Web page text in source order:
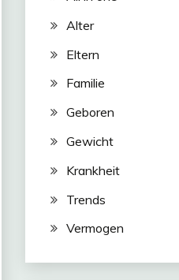
Alter
Eltern
Familie
Geboren
Gewicht
Krankheit
Trends
Vermogen